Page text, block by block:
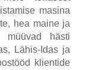
masina
hea maine ja
müüvad hästi
Lähis-Idas ja
klientide